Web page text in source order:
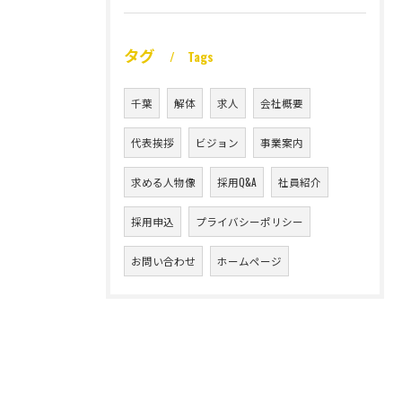
タグ Tags
千葉 解体 求人 会社概要
代表挨拶 ビジョン 事業案内
求める人物像 採用Q&A 社員紹介
採用申込 プライバシーポリシー
お問い合わせ ホームページ